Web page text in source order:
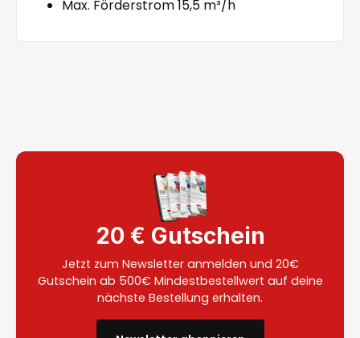
Max. Förderstrom 15,5 m³/h
20 € Gutschein
Jetzt zum Newsletter anmelden und 20€
Gutschein ab 500€ Mindestbestellwert auf deine
nächste Bestellung erhalten.